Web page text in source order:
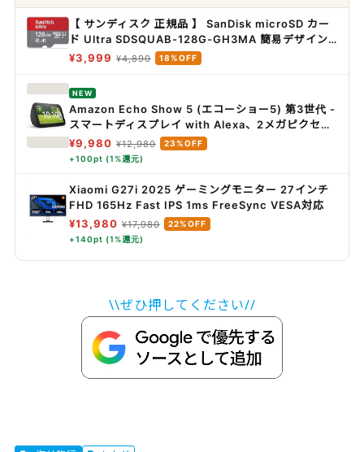
【 サンディスク 正規品 】 SanDisk microSD カー
ド Ultra SDSQUAB-128G-GH3MA 簡易デザイン
パッケージ
¥3,999 ¥4,890 18%OFF
NEW
Amazon Echo Show 5 (エコーショー5) 第3世代 -
スマートディスプレイ with Alexa、2メガピクセル
カメラ付き、チャコール
¥9,980 ¥12,980
23%OFF
+100pt (1%還元)
Xiaomi G27i 2025 ゲーミングモニター 27インチ
FHD 165Hz Fast IPS 1ms FreeSync VESA対応
¥13,980 ¥17,980
22%OFF
+140pt (1%還元)
\\ぜひ押してください//